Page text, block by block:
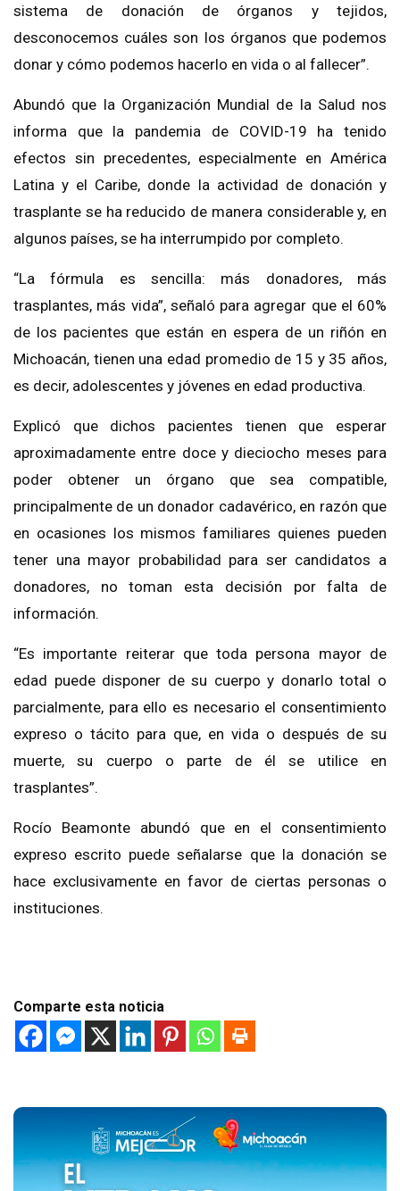
sistema de donación de órganos y tejidos,
desconocemos cuáles son los órganos que podemos
donar y cómo podemos hacerlo en vida o al fallecer”.
Abundó que la Organización Mundial de la Salud nos
informa que la pandemia de COVID-19 ha tenido
efectos sin precedentes, especialmente en América
Latina y el Caribe, donde la actividad de donación y
trasplante se ha reducido de manera considerable y, en
algunos países, se ha interrumpido por completo.
“La fórmula es sencilla: más donadores, más
trasplantes, más vida”, señaló para agregar que el 60%
de los pacientes que están en espera de un riñón en
Michoacán, tienen una edad promedio de 15 y 35 años,
es decir, adolescentes y jóvenes en edad productiva.
Explicó que dichos pacientes tienen que esperar
aproximadamente entre doce y dieciocho meses para
poder obtener un órgano que sea compatible,
principalmente de un donador cadavérico, en razón que
en ocasiones los mismos familiares quienes pueden
tener una mayor probabilidad para ser candidatos a
donadores, no toman esta decisión por falta de
información.
“Es importante reiterar que toda persona mayor de
edad puede disponer de su cuerpo y donarlo total o
parcialmente, para ello es necesario el consentimiento
expreso o tácito para que, en vida o después de su
muerte, su cuerpo o parte de él se utilice en
trasplantes”.
Rocío Beamonte abundó que en el consentimiento
expreso escrito puede señalarse que la donación se
hace exclusivamente en favor de ciertas personas o
instituciones.
Comparte esta noticia